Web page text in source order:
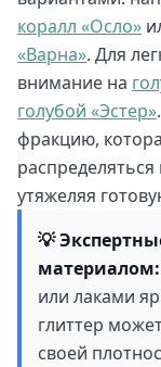
коралл «Осло»
«Варна». Для
внимание на
голубой «Эстер»
фракцию,
утяжеляя
💡
материалом:
или лаками
глиттер
своей